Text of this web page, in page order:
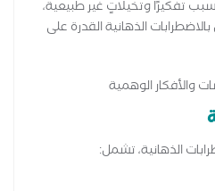
تفكيرًا وتخيلاتٍ غير طبيعية،
الذهانية القدرة على
والأفكار الوهمية
الذهانية، تشمل: